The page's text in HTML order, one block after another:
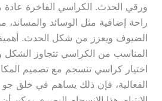
ورقي الحدث. الكراسي الفاخرة عادة
راحة إضافية مثل الوسائد والمساند،
الضيوف ويعزز من شكل الحدث. أهمية
المناسب من الكراسي تتجاوز الشكل
اختيار كراسي تنسجم مع تصميم
الفعالية، فإن ذلك يساهم في خلق